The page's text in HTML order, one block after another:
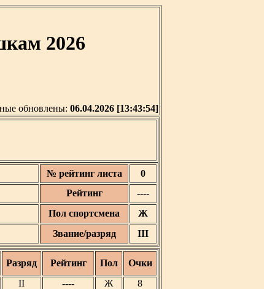
2026
обновлены: 06.04.2026 [13:43:54]
№ рейтинг листа
0
Рейтинг
----
Пол спортсмена
Ж
Звание/разряд III
Разряд Рейтинг Пол
Очки
II ---- Ж
8